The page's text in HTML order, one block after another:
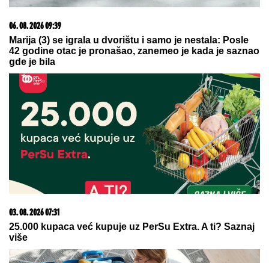
06. 08. 2026 18:07
Rešetao po Superligi, bio blizu prelaska u Zvezdu, a
06. 08. 2026 06:38
naslednim faktorima i blizanačkoj trudnoći
05. 08. 2026 15:45